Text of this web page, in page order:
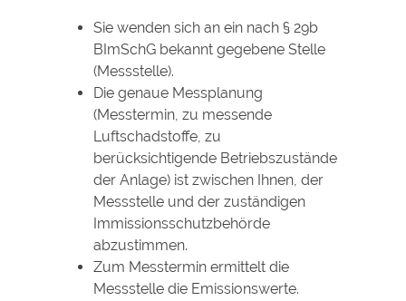
Sie wenden sich an ein nach § 29b
BImSchG bekannt gegebene Stelle
(Messstelle).
Die genaue Messplanung
(Messtermin, zu messende
Luftschadstoffe, zu
berücksichtigende Betriebszustände
der Anlage) ist zwischen Ihnen, der
Messstelle und der zuständigen
Immissionsschutzbehörde
abzustimmen.
Zum Messtermin ermittelt die
Messstelle die Emissionswerte.